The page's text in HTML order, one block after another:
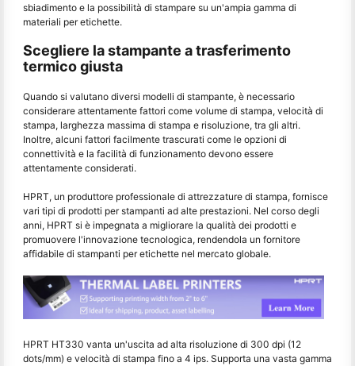
sbiadimento e la possibilità di stampare su un'ampia gamma di
materiali per etichette.
Scegliere la stampante a trasferimento
termico giusta
Quando si valutano diversi modelli di stampante, è necessario
considerare attentamente fattori come volume di stampa, velocità di
stampa, larghezza massima di stampa e risoluzione, tra gli altri.
Inoltre, alcuni fattori facilmente trascurati come le opzioni di
connettività e la facilità di funzionamento devono essere
attentamente considerati.
HPRT, un produttore professionale di attrezzature di stampa, fornisce
vari tipi di prodotti per stampanti ad alte prestazioni. Nel corso degli
anni, HPRT si è impegnata a migliorare la qualità dei prodotti e
promuovere l'innovazione tecnologica, rendendola un fornitore
affidabile di stampanti per etichette nel mercato globale.
HPRT HT330 vanta un'uscita ad alta risoluzione di 300 dpi (12
dots/mm) e velocità di stampa fino a 4 ips. Supporta una vasta gamma